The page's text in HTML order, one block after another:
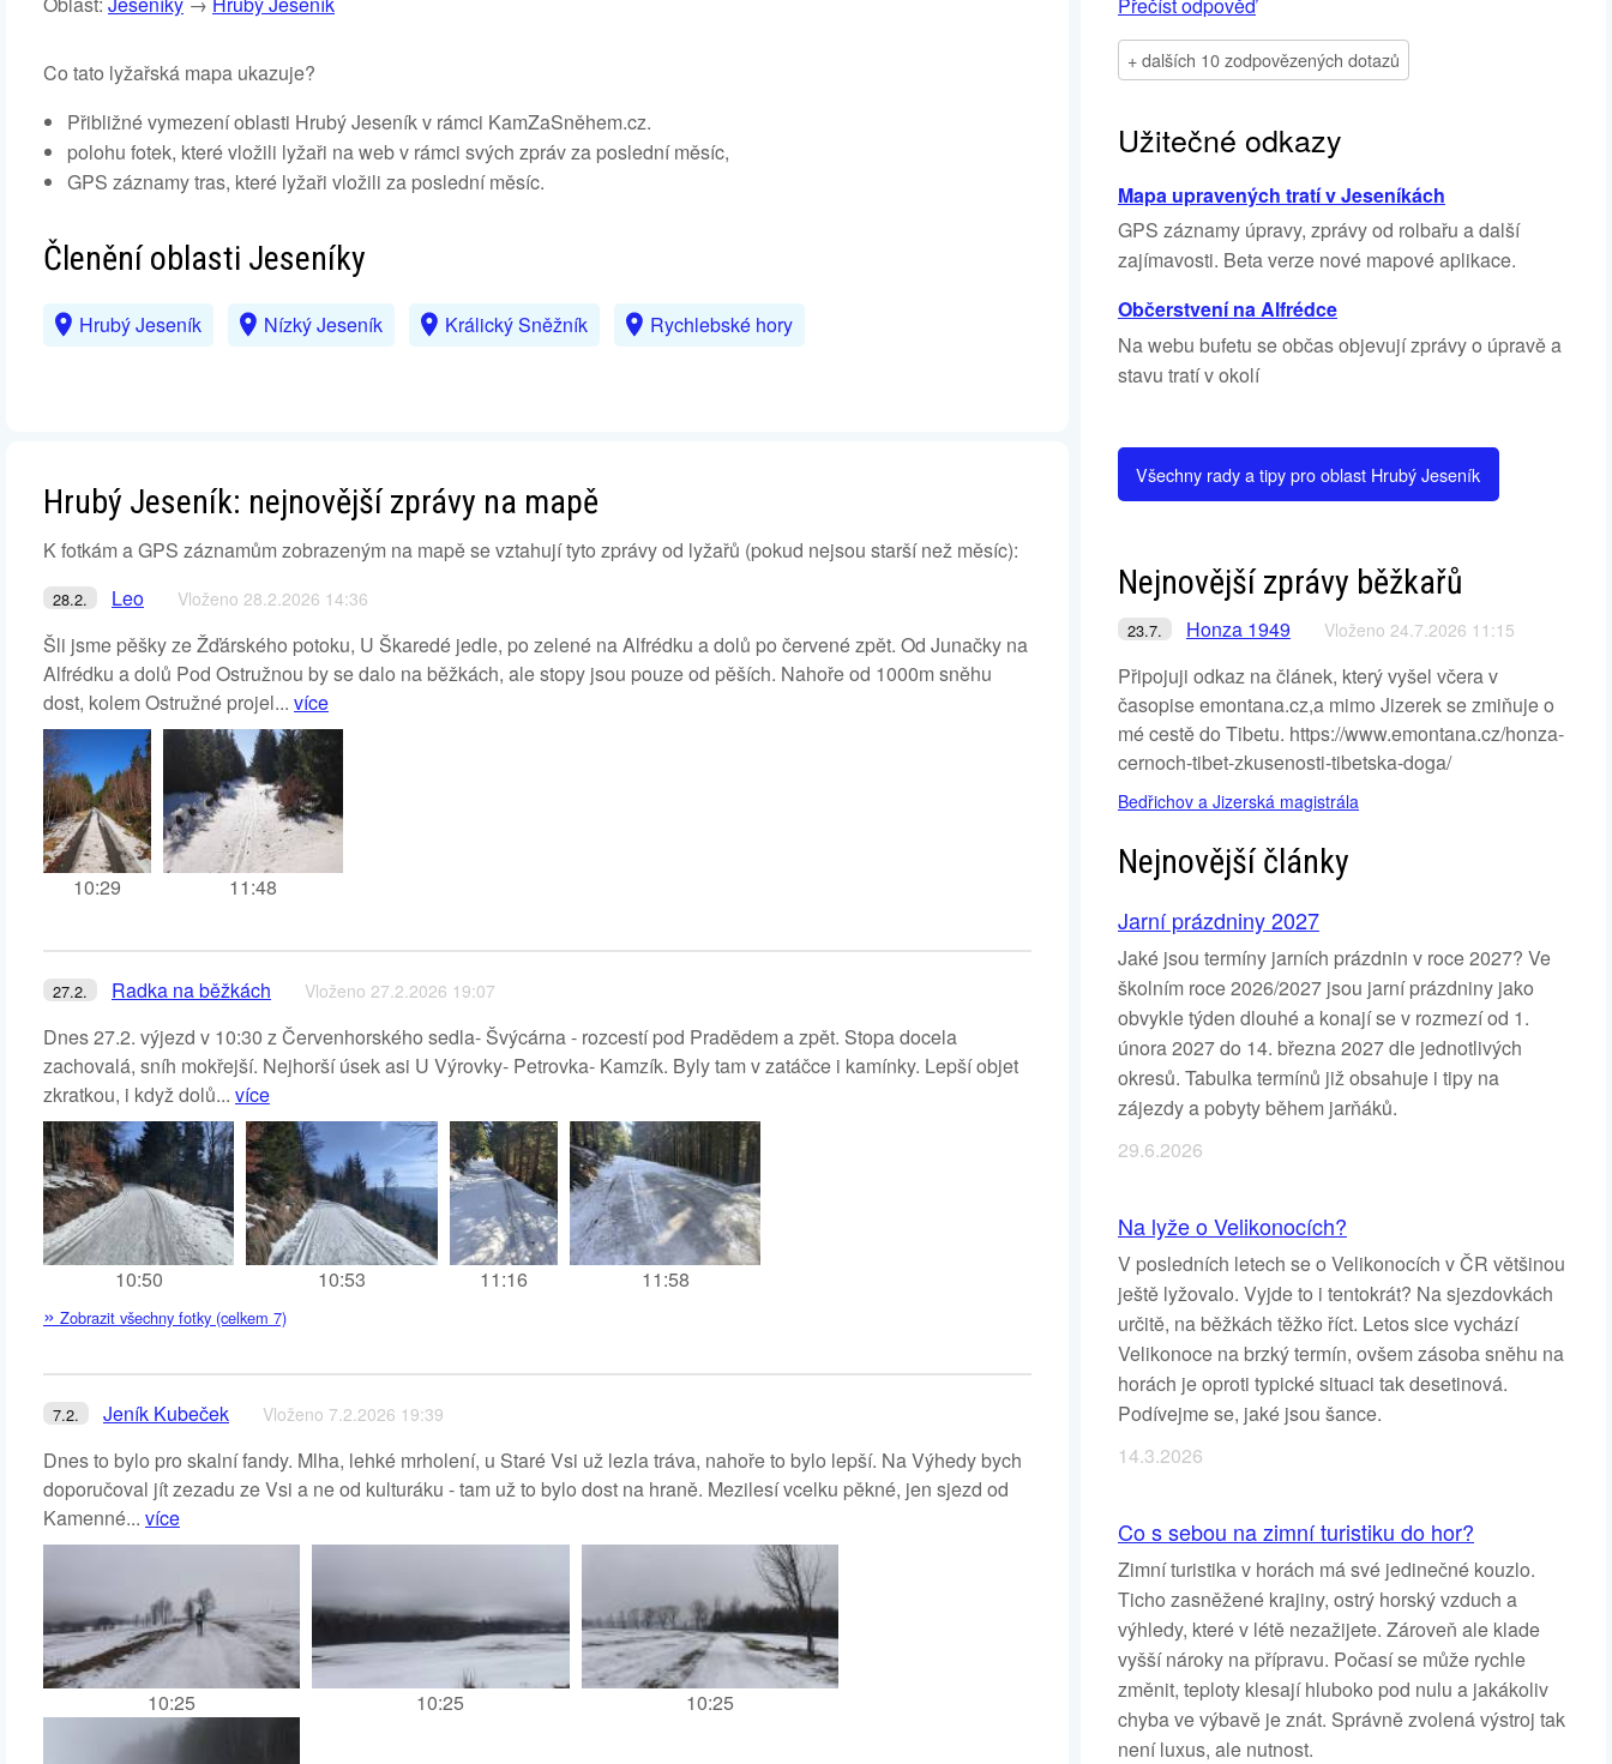
Co tato lyžařská mapa ukazuje?
Přibližné vymezení oblasti Hrubý Jeseník v rámci KamZaSněhem.cz.
polohu fotek, které vložili lyžaři na web v rámci svých zpráv za poslední měsíc,
GPS záznamy tras, které lyžaři vložili za poslední měsíc.
Členění oblasti Jeseníky
Hrubý Jeseník Nízký Jeseník Králický Sněžník Rychlebské hory
Hrubý Jeseník: nejnovější zprávy na mapě
K fotkám a GPS záznamům zobrazeným na mapě se vztahují tyto zprávy od lyžařů (pokud nejsou starší než měsíc):
28.2. Leo Vloženo 28.2.2026 14:36
Šli jsme pěšky ze Žďárského potoku, U Škaredé jedle, po zelené na Alfrédku a dolů po červené zpět. Od Junačky na
Alfrédku a dolů Pod Ostružnou by se dalo na běžkách, ale stopy jsou pouze od pěších. Nahoře od 1000m sněhu
dost, kolem Ostružné projel... více
10:29 11:48
27.2. Radka na běžkách Vloženo 27.2.2026 19:07
Dnes 27.2. výjezd v 10:30 z Červenhorského sedla- Švýcárna - rozcestí pod Pradědem a zpět. Stopa docela
zachovalá, sníh mokřejší. Nejhorší úsek asi U Výrovky- Petrovka- Kamzík. Byly tam v zatáčce i kamínky. Lepší objet
zkratkou, i když dolů... více
10:50 10:53 11:16 11:58
» Zobrazit všechny fotky (celkem 7)
7.2. Jeník Kubeček Vloženo 7.2.2026 19:39
Dnes to bylo pro skalní fandy. Mlha, lehké mrholení, u Staré Vsi už lezla tráva, nahoře to bylo lepší. Na Výhedy bych
doporučoval jít zezadu ze Vsi a ne od kulturáku - tam už to bylo dost na hraně. Mezilesí vcelku pěkné, jen sjezd od
Kamenné... více
10:25 10:25 10:25
+ dalších 10 zodpovězených dotazů
Užitečné odkazy
Mapa upravených tratí v Jeseníkách
GPS záznamy úpravy, zprávy od rolbařu a další
zajímavosti. Beta verze nové mapové aplikace.
Občerstvení na Alfrédce
Na webu bufetu se občas objevují zprávy o úpravě a
stavu tratí v okolí
Všechny rady a tipy pro oblast Hrubý Jeseník
Nejnovější zprávy běžkařů
23.7. Honza 1949 Vloženo 24.7.2026 11:15
Připojuji odkaz na článek, který vyšel včera v
časopise emontana.cz,a mimo Jizerek se zmiňuje o
mé cestě do Tibetu. https://www.emontana.cz/honza-
cernoch-tibet-zkusenosti-tibetska-doga/
Bedřichov a Jizerská magistrála
Nejnovější články
Jarní prázdniny 2027
Jaké jsou termíny jarních prázdnin v roce 2027? Ve
školním roce 2026/2027 jsou jarní prázdniny jako
obvykle týden dlouhé a konají se v rozmezí od 1.
února 2027 do 14. března 2027 dle jednotlivých
okresů. Tabulka termínů již obsahuje i tipy na
zájezdy a pobyty během jarňáků.
29.6.2026
Na lyže o Velikonocích?
V posledních letech se o Velikonocích v ČR většinou
ještě lyžovalo. Vyjde to i tentokrát? Na sjezdovkách
určitě, na běžkách těžko říct. Letos sice vychází
Velikonoce na brzký termín, ovšem zásoba sněhu na
horách je oproti typické situaci tak desetinová.
Podívejme se, jaké jsou šance.
14.3.2026
Co s sebou na zimní turistiku do hor?
Zimní turistika v horách má své jedinečné kouzlo.
Ticho zasněžené krajiny, ostrý horský vzduch a
výhledy, které v létě nezažijete. Zároveň ale klade
vyšší nároky na přípravu. Počasí se může rychle
změnit, teploty klesají hluboko pod nulu a jakákoliv
chyba ve výbavě je znát. Správně zvolená výstroj tak
není luxus, ale nutnost.